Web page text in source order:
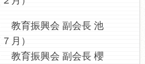
教育振興会 副会長 池
月）
振興会 副会長 櫻